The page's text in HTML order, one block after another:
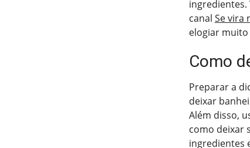
canal Se vira
elogiar
Como
Preparar a
deixar
Além disso,
como deixar
ingredientes